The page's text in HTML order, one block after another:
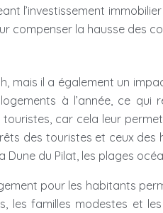
l’investissement
compenser la hausse des
mais il a également un
à l’année, ce
car cela leur
des touristes et ceux
du Pilat, les plages
pour les habitants
les familles modestes et